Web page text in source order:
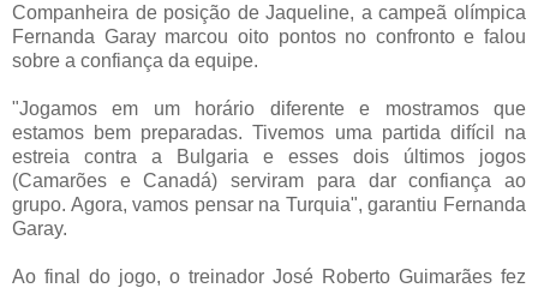
Companheira de posição de Jaqueline, a campeã olímpica
Fernanda Garay marcou oito pontos no confronto e falou
sobre a confiança da equipe.
"Jogamos em um horário diferente e mostramos que
estamos bem preparadas. Tivemos uma partida difícil na
estreia contra a Bulgaria e esses dois últimos jogos
(Camarões e Canadá) serviram para dar confiança ao
grupo. Agora, vamos pensar na Turquia", garantiu Fernanda
Garay.
Ao final do jogo, o treinador José Roberto Guimarães fez